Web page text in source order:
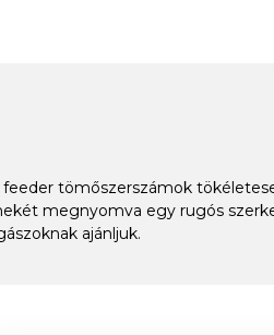
tömőszerszámok
megnyomva egy rugós
ajánljuk.